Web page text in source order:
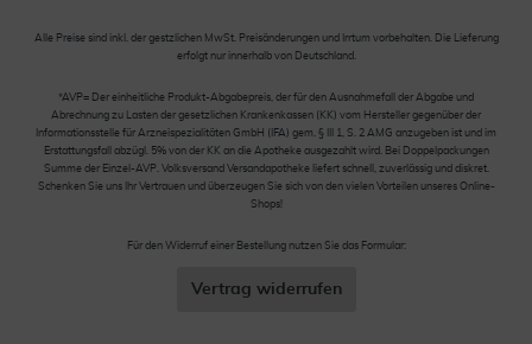
Alle Preise sind inkl. der gestzlichen MwSt. Preisänderungen und Irrtum vorbehalten. Die Lieferung
erfolgt nur innerhalb von Deutschland.
*AVP= Der einheitliche Produkt-Abgabepreis, der für den Ausnahmefall der Abgabe und
Abrechnung zu Lasten der gesetzlichen Krankenkassen (KK) vom Hersteller gegenüber der
Informationsstelle für Arzneispezialitäten GmbH (IFA) gem. § III 1, S. 2 AMG anzugeben ist und im
Erstattungsfall abzügl. 5% von der KK an die Apotheke ausgezahlt wird. Bei Doppelpackungen
Summe der Einzel-AVP. Volksversand Versandapotheke liefert schnell, zuverlässig und diskret.
Schenken Sie uns Ihr Vertrauen und überzeugen Sie sich von den vielen Vorteilen unseres Online-
Shops!
Für den Widerruf einer Bestellung nutzen Sie das Formular:
Vertrag widerrufen